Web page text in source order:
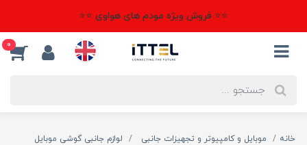
⭐⭐ فروش ویژه مودم های هواوی ⭐⭐
0
خانه موبایل و کامپیوتر و تجهیزات جانبی
لوازم جانبی گوشی موبایل